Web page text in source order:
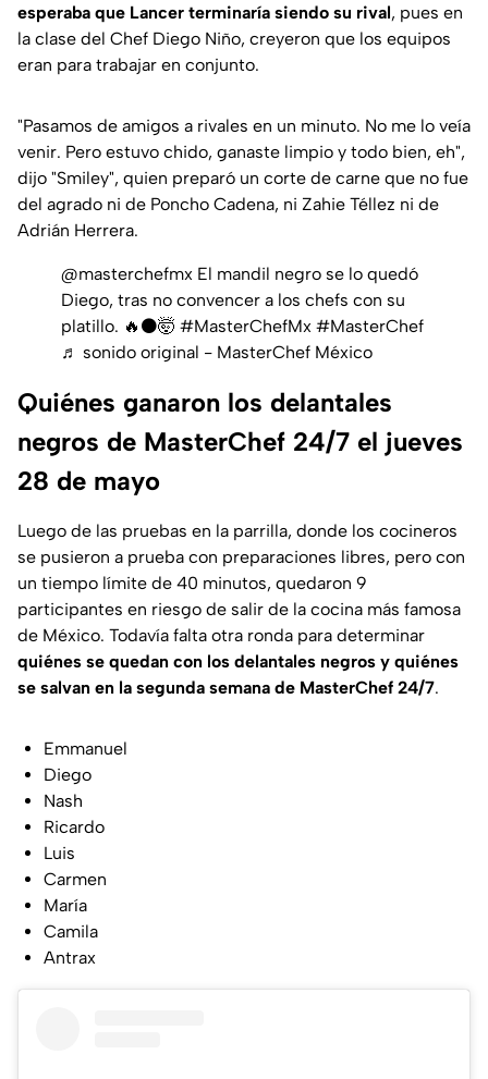
esperaba que Lancer terminaría siendo su rival, pues en
la clase del Chef Diego Niño, creyeron que los equipos
eran para trabajar en conjunto.
"Pasamos de amigos a rivales en un minuto. No me lo veía
venir. Pero estuvo chido, ganaste limpio y todo bien, eh",
dijo "Smiley", quien preparó un corte de carne que no fue
del agrado ni de Poncho Cadena, ni Zahie Téllez ni de
Adrián Herrera.
@masterchefmx El mandil negro se lo quedó
Diego, tras no convencer a los chefs con su
platillo. 🔥⚫️🤯 #MasterChefMx #MasterChef
♬ sonido original - MasterChef México
Quiénes ganaron los delantales
negros de MasterChef 24/7 el jueves
28 de mayo
Luego de las pruebas en la parrilla, donde los cocineros
se pusieron a prueba con preparaciones libres, pero con
un tiempo límite de 40 minutos, quedaron 9
participantes en riesgo de salir de la cocina más famosa
de México. Todavía falta otra ronda para determinar
quiénes se quedan con los delantales negros y quiénes
se salvan en la segunda semana de MasterChef 24/7.
Emmanuel
Diego
Nash
Ricardo
Luis
Carmen
María
Camila
Antrax